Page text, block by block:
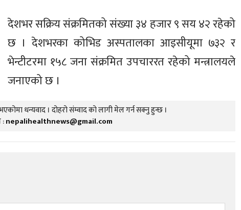
देशभर सक्रिय संक्रमितको संख्या ३४ हजार ९ सय ४२ रहेको
छ । देशभरका कोभिड अस्पतालका आइसीयूमा ७३२ र
भेन्टीटरमा १५८ जना संक्रमित उपचाररत रहेको मन्त्रालयले
जनाएको छ ।
धन्यवाद । दोहरो संम्वाद को लागी मेल गर्न सक्नु हुन्छ ।
:nepalihealthnews@gmail.com